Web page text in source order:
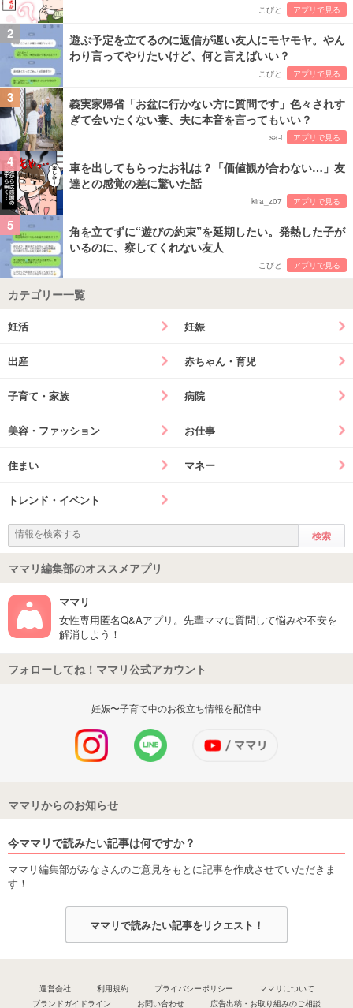
こびと アプリで見る
2
遊ぶ予定を立てるのに返信が遅い友人にモヤモヤ。やん
わり言ってやりたいけど、何と言えばいい？
こびと アプリで見る
3
義実家帰省「お盆に行かない方に質問です」色々されす
ぎて会いたくない妻、夫に本音を言ってもいい？
sa-i アプリで見る
4
車を出してもらったお礼は？「価値観が合わない…」友
達との感覚の差に驚いた話
kira_z07 アプリで見る
5
角を立てずに“遊びの約束”を延期したい。発熱した子が
いるのに、察してくれない友人
こびと アプリで見る
カテゴリー一覧
妊活 妊娠
出産 赤ちゃん・育児
子育て・家族 病院
美容・ファッション お仕事
住まい マネー
トレンド・イベント
ママリ編集部のオススメアプリ
ママリ
女性専用匿名Q&Aアプリ。先輩ママに質問して悩みや不安を
解消しよう！
フォローしてね！ママリ公式アカウント
妊娠〜子育て中のお役立ち情報を配信中
ママリからのお知らせ
今ママリで読みたい記事は何ですか？
ママリ編集部がみなさんのご意見をもとに記事を作成させていただきま
す！
ママリで読みたい記事をリクエスト！
運営会社 利用規約 プライバシーポリシー
ママリについて
ブランドガイドライン
お問い合わせ 広告出稿・お取り組みのご相談